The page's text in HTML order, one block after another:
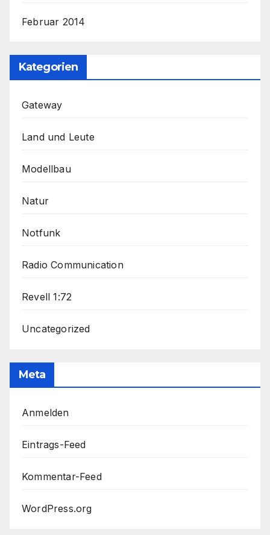
Februar 2014
Kategorien
Gateway
Land und Leute
Modellbau
Natur
Notfunk
Radio Communication
Revell 1:72
Uncategorized
Meta
Anmelden
Eintrags-Feed
Kommentar-Feed
WordPress.org